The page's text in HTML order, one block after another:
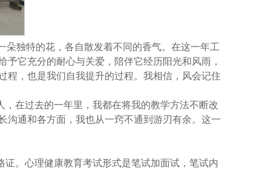
独特的花，各自散发着不同的香气。在这一年工
它充分的耐心与关爱，陪伴它经历阳光和风雨，
程，也是我们自我提升的过程。我相信，风会记住
在过去的一年里，我都在将我的教学方法不断改
沟通和各方面，我也从一窍不通到游刃有余。这一
。心理健康教育考试形式是笔试加面试，笔试内